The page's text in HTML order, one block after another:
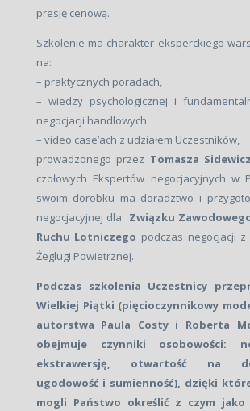
presję cenową.
Szkolenie ma charakter eksperckiego
na:
– praktycznych poradach,
– wiedzy psychologicznej i
negocjacji handlowych
– video case’ach z udziałem Uczestników,
prowadzonego przez Tomasza
czołowych Ekspertów negocjacyjnych w
swoim dorobku ma doradztwo i
negocjacyjnej dla Związku
Ruchu Lotniczego podczas negocjacji z
Żeglugi Powietrznej.
Podczas szkolenia Uczestnicy
Wielkiej Piątki (pięcioczynnikowy
autorstwa Paula Costy i Roberta
obejmuje czynniki osobowości:
ekstrawersję, otwartość na
ugodowość i sumienność), dzięki
mogli Państwo określić z czym jako